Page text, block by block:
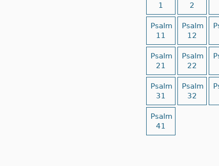
1
2
Psalm
11
Psalm
12
Psalm
21
Psalm
22
Psalm
31
Psalm
32
Psalm
41